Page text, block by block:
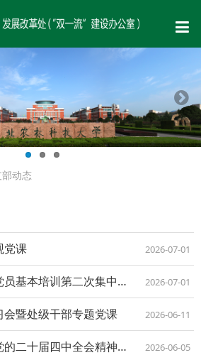
动态
党课
2026-07-01
发展改革党支部开展党员基本培训第二次集中大课学习交流研讨 2026-07-01
暨处级干部专题党课 2026-06-11
发展改革处组织开展党的二十届四中全会精神专题学习研讨 2026-06-05